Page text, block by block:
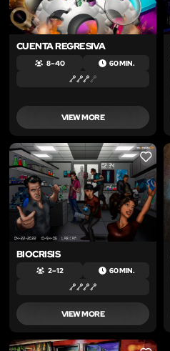
CUENTA REGRESIVA
8 – 40 60 MIN.
VIEW MORE
LIKE
BIOCRISIS
2 – 12 60 MIN.
VIEW MORE